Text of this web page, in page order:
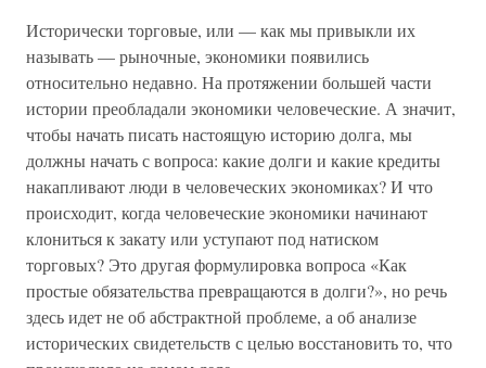
Исторически торговые, или — как мы привыкли их
называть — рыночные, экономики появились
относительно недавно. На протяжении большей части
истории преобладали экономики человеческие. А значит,
чтобы начать писать настоящую историю долга, мы
должны начать с вопроса: какие долги и какие кредиты
накапливают люди в человеческих экономиках? И что
происходит, когда человеческие экономики начинают
клониться к закату или уступают под натиском
торговых? Это другая формулировка вопроса «Как
простые обязательства превращаются в долги?», но речь
здесь идет не об абстрактной проблеме, а об анализе
исторических свидетельств с целью восстановить то, что